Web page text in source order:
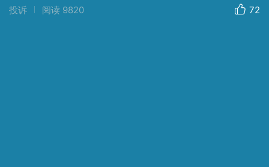
巴黎都在低语，而圣心堂则是那不动声色的倾听者。
投诉 阅读 9820 72